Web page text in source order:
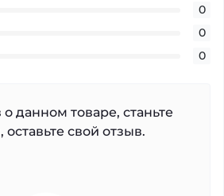
0
0
0
данном товаре, станьте
свой отзыв.